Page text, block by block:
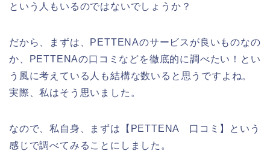
という人もいるのではないでしょうか？
だから、まずは、PETTENAのサービスが良いものなの
か、PETTENAの口コミなどを徹底的に調べたい！とい
う風に考えている人も結構な数いると思うですよね。
実際、私はそう思いました。
なので、私自身、まずは【PETTENA 口コミ】という
感じで調べてみることにしました。